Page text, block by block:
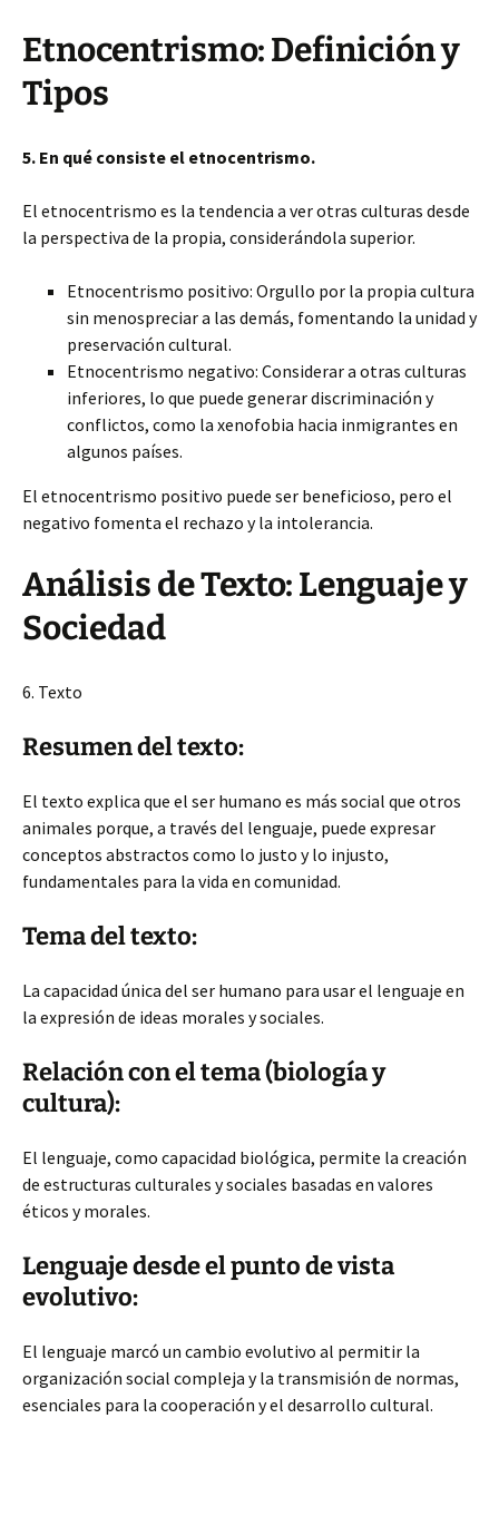
Etnocentrismo: Definición y
Tipos
5. En qué consiste el etnocentrismo.
El etnocentrismo es la tendencia a ver otras culturas desde
la perspectiva de la propia, considerándola superior.
Etnocentrismo positivo: Orgullo por la propia cultura
sin menospreciar a las demás, fomentando la unidad y
preservación cultural.
Etnocentrismo negativo: Considerar a otras culturas
inferiores, lo que puede generar discriminación y
conflictos, como la xenofobia hacia inmigrantes en
algunos países.
El etnocentrismo positivo puede ser beneficioso, pero el
negativo fomenta el rechazo y la intolerancia.
Análisis de Texto: Lenguaje y
Sociedad
6. Texto
Resumen del texto:
El texto explica que el ser humano es más social que otros
animales porque, a través del lenguaje, puede expresar
conceptos abstractos como lo justo y lo injusto,
fundamentales para la vida en comunidad.
Tema del texto:
La capacidad única del ser humano para usar el lenguaje en
la expresión de ideas morales y sociales.
Relación con el tema (biología y
cultura):
El lenguaje, como capacidad biológica, permite la creación
de estructuras culturales y sociales basadas en valores
éticos y morales.
Lenguaje desde el punto de vista
evolutivo:
El lenguaje marcó un cambio evolutivo al permitir la
organización social compleja y la transmisión de normas,
esenciales para la cooperación y el desarrollo cultural.